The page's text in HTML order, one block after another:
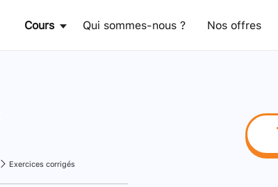
Cours Qui sommes-nous ? Nos offres
Exercices corrigés